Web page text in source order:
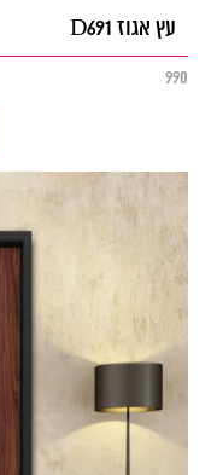
עץ אגוז D691
990